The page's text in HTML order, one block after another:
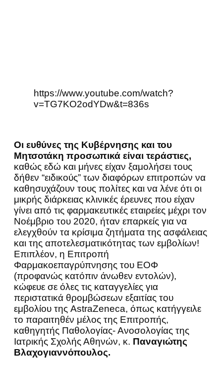
https://www.youtube.com/watch?
v=TG7KO2odYDw&t=836s
Οι ευθύνες της Κυβέρνησης και του
Μητσοτάκη προσωπικά είναι τεράστιες,
καθώς εδώ και μήνες είχαν ξαμολήσει τους
δήθεν “ειδικούς” των διαφόρων επιτροπών να
καθησυχάζουν τους πολίτες και να λένε ότι οι
μικρής διάρκειας κλινικές έρευνες που είχαν
γίνει από τις φαρμακευτικές εταιρείες μέχρι τον
Νοέμβριο του 2020, ήταν επαρκείς για να
ελεγχθούν τα κρίσιμα ζητήματα της ασφάλειας
και της αποτελεσματικότητας των εμβολίων!
Επιπλέον, η Επιτροπή
Φαρμακοεπαγρύπνησης του ΕΟΦ
(προφανώς κατόπιν άνωθεν εντολών),
κώφευε σε όλες τις καταγγελίες για
περιστατικά θρομβώσεων εξαιτίας του
εμβολίου της AstraZeneca, όπως κατήγγειλε
το παραιτηθέν μέλος της Επιτροπής,
καθηγητής Παθολογίας- Ανοσολογίας της
Ιατρικής Σχολής Αθηνών, κ. Παναγιώτης
Βλαχογιαννόπουλος.